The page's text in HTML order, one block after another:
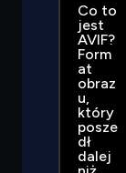
Co to
jest
AVIF?
Form
at
obraz
u,
który
posze
dł
dalej